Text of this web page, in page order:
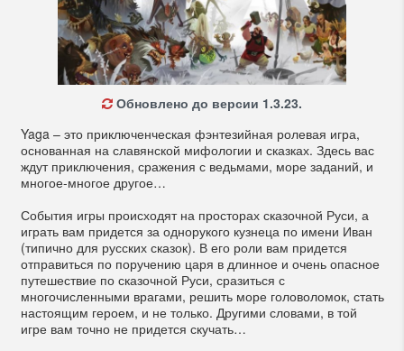
Обновлено до версии 1.3.23.
Yaga – это приключенческая фэнтезийная ролевая игра,
основанная на славянской мифологии и сказках. Здесь вас
ждут приключения, сражения с ведьмами, море заданий, и
многое-многое другое…
События игры происходят на просторах сказочной Руси, а
играть вам придется за однорукого кузнеца по имени Иван
(типично для русских сказок). В его роли вам придется
отправиться по поручению царя в длинное и очень опасное
путешествие по сказочной Руси, сразиться с
многочисленными врагами, решить море головоломок, стать
настоящим героем, и не только. Другими словами, в той
игре вам точно не придется скучать…